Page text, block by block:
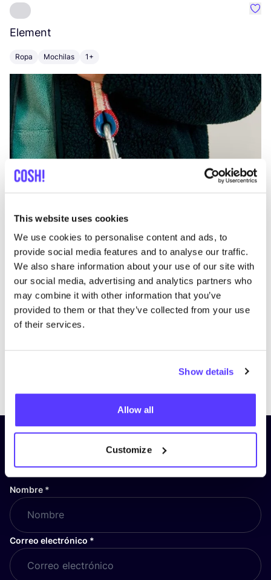
This website uses cookies
We use cookies to personalise content and ads, to
provide social media features and to analyse our traffic.
We also share information about your use of our site with
our social media, advertising and analytics partners who
may combine it with other information that you’ve
provided to them or that they’ve collected from your use
of their services.
Show details
Allow all
Customize
Element
Ropa Mochilas 1+
PreviousNext
¡Suscríbete a nuestro boletín
y mantente informado!
Nombre *
Correo electrónico *